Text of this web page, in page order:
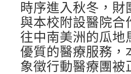
時序進入秋冬，
與本校附設醫院合
往中南美洲的瓜地
優質的醫療服務，
象徵行動醫療團被